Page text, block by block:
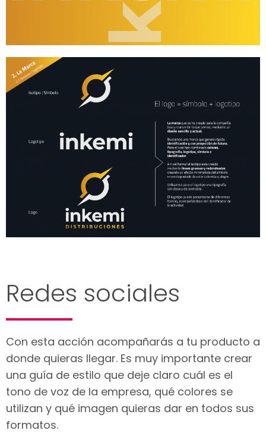
Redes sociales
Con esta acción acompañarás a tu producto a
donde quieras llegar. Es muy importante crear
una guía de estilo que deje claro cuál es el
tono de voz de la empresa, qué colores se
utilizan y qué imagen quieras dar en todos sus
formatos.